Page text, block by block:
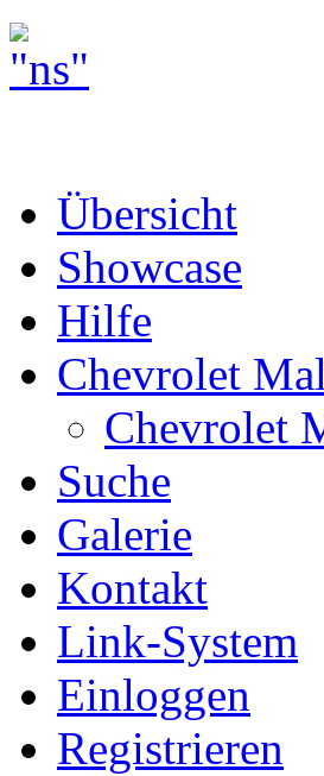
Übersicht
Showcase
Hilfe
Chevrolet
Chevrolet
Suche
Galerie
Kontakt
Link-System
Einloggen
Registrieren